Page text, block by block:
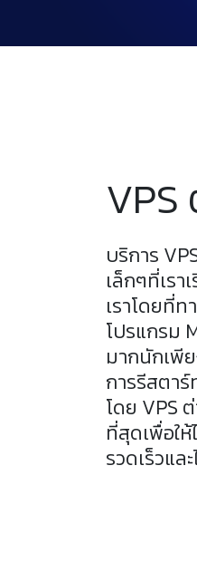
VPS
บริการ
เล็กๆที่เร
เราโดยที่
โปรแกรม
มากนักเพี
การรีสตา
โดย VPS
ที่สุดเพื่อใ
รวดเร็วแล